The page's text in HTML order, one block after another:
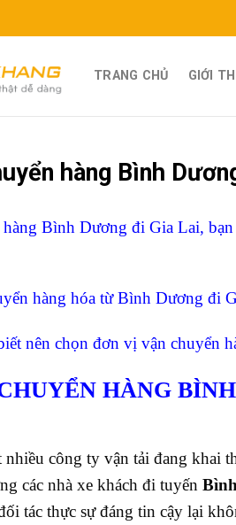
TRANG CHỦ GIỚI
hàng Bình
Bình Dương đi Gia Lai,
hàng hóa từ Bình Dương đi
nên chọn đơn vị vận chuyển
HÀNG
nhiều công ty vận tải đang khai
các nhà xe khách đi tuyến
tác thực sự đáng tin cậy lại